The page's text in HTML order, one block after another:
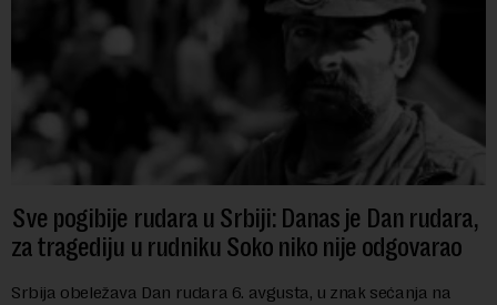
Sve pogibije rudara u Srbiji: Danas je Dan rudara,
za tragediju u rudniku Soko niko nije odgovarao
Srbija obeležava Dan rudara 6. avgusta, u znak sećanja na